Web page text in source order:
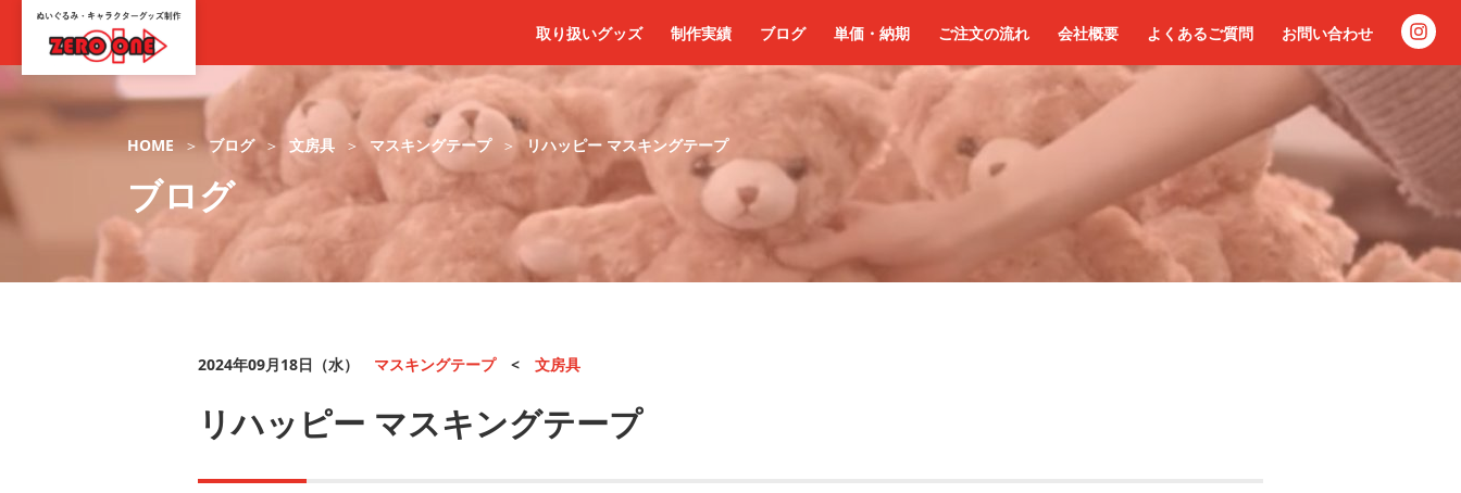
取り扱いグッズ 制作実績 ブログ 単価・納期 ご注文の流れ 会社概要 よくあるご質問 お問い合わせ
HOME ブログ 文房具 マスキングテープ リハッピー マスキングテープ
ブログ
2024年09月18日（水） マスキングテープ< 文房具
リハッピー マスキングテープ